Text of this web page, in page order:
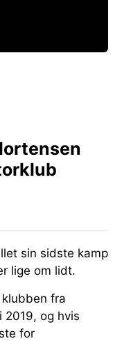
sin sidste kamp
lige om lidt.
fra
2019, og hvis
for